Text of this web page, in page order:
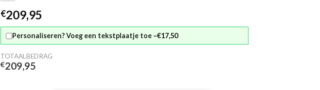
€209,95
Personaliseren? Voeg een tekstplaatje toe –€17,50
TOTAALBEDRAG
€209,95